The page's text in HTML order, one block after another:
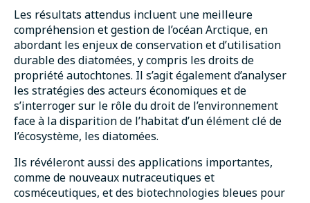
Les résultats attendus incluent une meilleure
compréhension et gestion de l’océan Arctique, en
abordant les enjeux de conservation et d’utilisation
durable des diatomées, y compris les droits de
propriété autochtones. Il s’agit également d’analyser
les stratégies des acteurs économiques et de
s’interroger sur le rôle du droit de l’environnement
face à la disparition de l’habitat d’un élément clé de
l’écosystème, les diatomées.
Ils révéleront aussi des applications importantes,
comme de nouveaux nutraceutiques et
cosméceutiques, et des biotechnologies bleues pour